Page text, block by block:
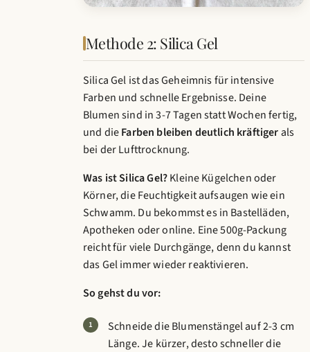
Methode 2: Silica Gel
Silica Gel ist das Geheimnis für intensive
Farben und schnelle Ergebnisse. Deine
Blumen sind in 3-7 Tagen statt Wochen fertig,
und dieFarben bleiben deutlich kräftigerals
bei der Lufttrocknung.
Was ist Silica Gel?Kleine Kügelchen oder
Körner, die Feuchtigkeit aufsaugen wie ein
Schwamm. Du bekommst es in Bastelläden,
Apotheken oder online. Eine 500g-Packung
reicht für viele Durchgänge, denn du kannst
das Gel immer wieder reaktivieren.
So gehst du vor:
Schneide die Blumenstängel auf 2-3 cm
Länge. Je kürzer, desto schneller die